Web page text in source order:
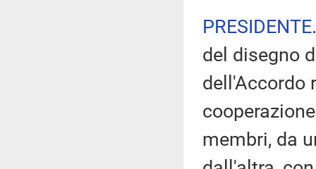
PRESIDENTE
del disegno
dell'Accordo
membri, da